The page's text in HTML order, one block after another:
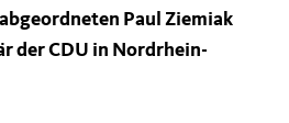
Paul Ziemiak
der CDU in Nordrhein-